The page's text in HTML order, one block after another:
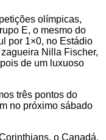
olímpicas,
E, o mesmo do
por 1×0, no Estádio
Nilla Fischer,
de um luxuoso
três pontos do
no próximo sábado
o Canadá,